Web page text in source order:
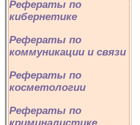
Рефераты по
кибернетике
Рефераты по
коммуникации и связи
Рефераты по
косметологии
Рефераты по